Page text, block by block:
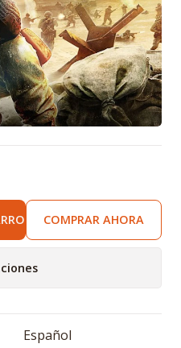
COMPRAR AHORA
Español